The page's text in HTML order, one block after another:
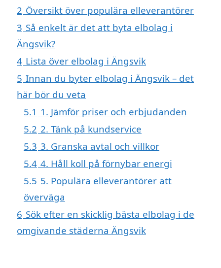
2 Översikt över populära elleverantörer
3 Så enkelt är det att byta elbolag i
Ängsvik?
4 Lista över elbolag i Ängsvik
5 Innan du byter elbolag i Ängsvik – det
här bör du veta
5.1 1. Jämför priser och erbjudanden
5.2 2. Tänk på kundservice
5.3 3. Granska avtal och villkor
5.4 4. Håll koll på förnybar energi
5.5 5. Populära elleverantörer att
överväga
6 Sök efter en skicklig bästa elbolag i de
omgivande städerna Ängsvik